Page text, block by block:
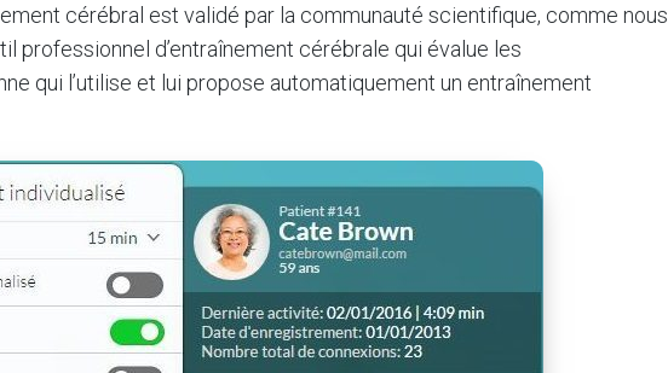
cérébral est validé par la communauté scientifique, comme nous
professionnel d’entraînement cérébrale qui évalue les
qui l’utilise et lui propose automatiquement un entraînement